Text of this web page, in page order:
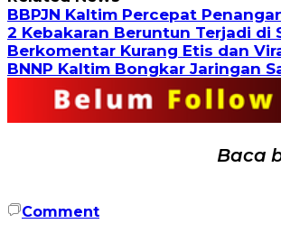
BBPJN Kaltim Percepat
2 Kebakaran Beruntun Terjadi di
Berkomentar Kurang Etis dan
BNNP Kaltim Bongkar Jaringan
Baca
Comment